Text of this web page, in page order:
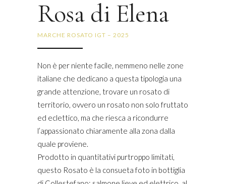
Rosa di Elena
MARCHE ROSATO IGT – 2025
Non è per niente facile, nemmeno nelle zone
italiane che dedicano a questa tipologia una
grande attenzione, trovare un rosato di
territorio, ovvero un rosato non solo fruttato
ed eclettico, ma che riesca a ricondurre
l’appassionato chiaramente alla zona dalla
quale proviene.
Prodotto in quantitativi purtroppo limitati,
questo Rosato è la consueta foto in bottiglia